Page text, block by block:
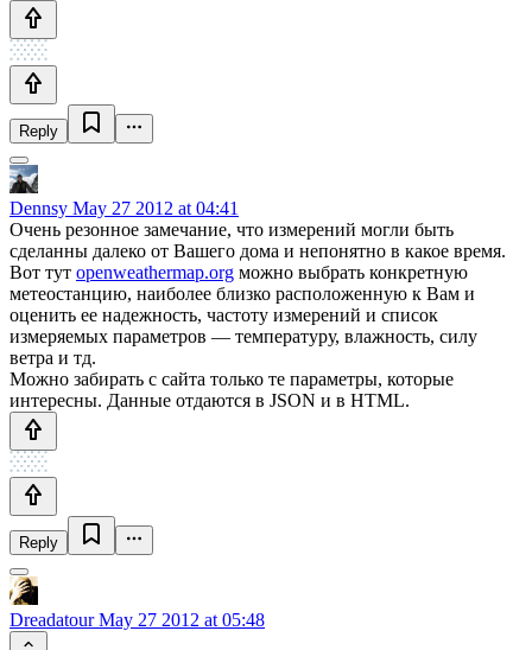
Reply
Dennsy May 27 2012 at 04:41
Очень резонное замечание, что измерений могли быть
сделанны далеко от Вашего дома и непонятно в какое время.
Вот тут openweathermap.org можно выбрать конкретную
метеостанцию, наиболее близко расположенную к Вам и
оценить ее надежность, частоту измерений и список
измеряемых параметров — температуру, влажность, силу
ветра и тд.
Можно забирать с сайта только те параметры, которые
интересны. Данные отдаются в JSON и в HTML.
Reply
DreadatourMay 27 2012 at 05:48